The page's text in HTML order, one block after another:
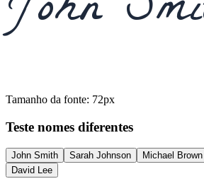
Tamanho da fonte: 72px
Teste nomes diferentes
John Smith Sarah Johnson Michael Brown
David Lee